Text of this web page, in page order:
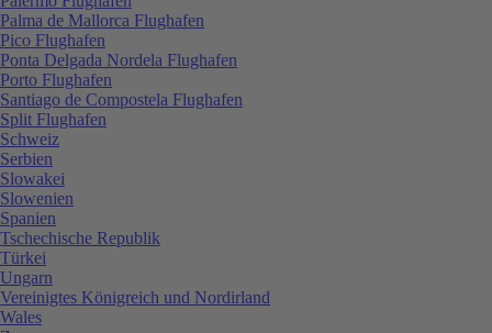
Palma de Mallorca Flughafen
Pico Flughafen
Ponta Delgada Nordela Flughafen
Porto Flughafen
Santiago de Compostela Flughafen
Split Flughafen
Schweiz
Serbien
Slowakei
Slowenien
Spanien
Tschechische Republik
Türkei
Ungarn
Vereinigtes Königreich und Nordirland
Wales